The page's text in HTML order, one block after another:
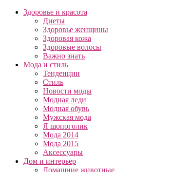
Здоровье и красота
Диеты
Здоровье женщины
Здоровая кожа
Здоровые волосы
Важно знать
Мода и стиль
Тенденции
Стиль
Новости моды
Модная леди
Модная обувь
Мужская мода
Я шопоголик
Мода 2014
Мода 2015
Аксессуары
Дом и интерьер
Домашние животные